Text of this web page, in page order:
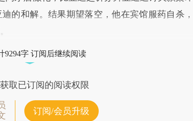
的和解。结果期望落空，他在宾馆服药自杀，
9294字 订阅后继续阅读
取已订阅的阅读权限
订阅/会员升级